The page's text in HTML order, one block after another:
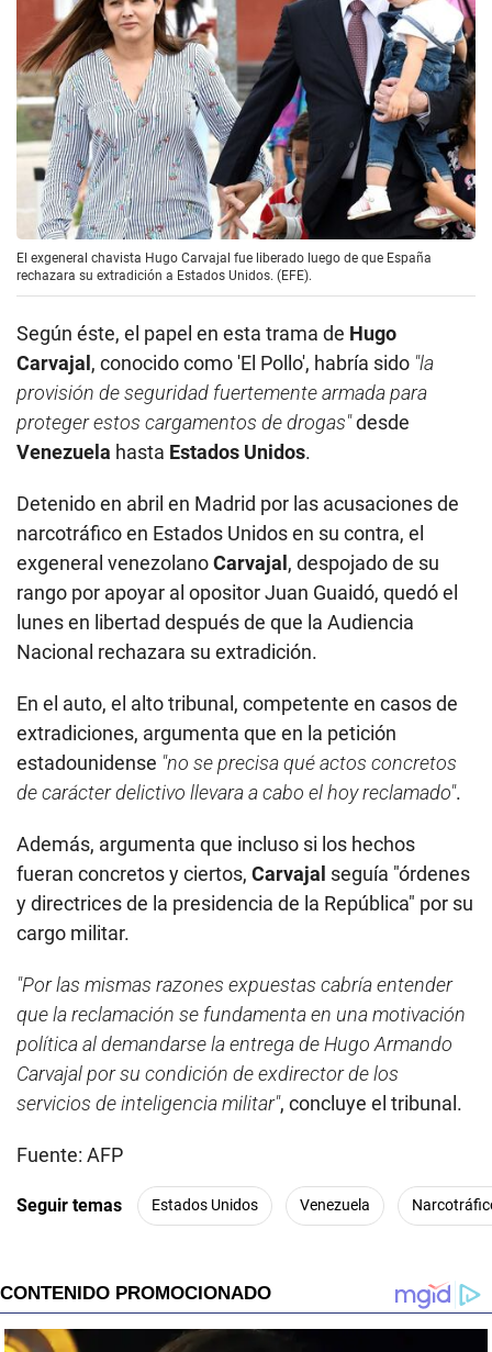
El exgeneral chavista Hugo Carvajal fue liberado luego de que España
rechazara su extradición a Estados Unidos. (EFE).
Según éste, el papel en esta trama de Hugo
Carvajal, conocido como 'El Pollo', habría sido "la
provisión de seguridad fuertemente armada para
proteger estos cargamentos de drogas"desde
Venezuela hasta Estados Unidos.
Detenido en abril en Madrid por las acusaciones de
narcotráfico en Estados Unidos en su contra, el
exgeneral venezolanoCarvajal, despojado de su
rango por apoyar al opositor Juan Guaidó, quedó el
lunes en libertad después de que la Audiencia
Nacional rechazara su extradición.
En el auto, el alto tribunal, competente en casos de
extradiciones, argumenta que en la petición
estadounidense "no se precisa qué actos concretos
de carácter delictivo llevara a cabo el hoy reclamado".
Además, argumenta que incluso si los hechos
fueran concretos y ciertos, Carvajal seguía "órdenes
y directrices de la presidencia de la República" por su
cargo militar.
"Por las mismas razones expuestas cabría entender
que la reclamación se fundamenta en una motivación
política al demandarse la entrega de Hugo Armando
Carvajal por su condición de exdirector de los
servicios de inteligencia militar", concluye el tribunal.
Fuente: AFP
Seguir temas Estados Unidos Venezuela